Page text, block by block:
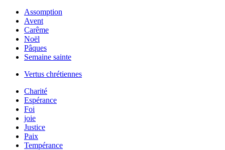
Assomption
Avent
Carême
Noël
Pâques
Semaine sainte
Vertus chrétiennes
Charité
Espérance
Foi
joie
Justice
Paix
Tempérance